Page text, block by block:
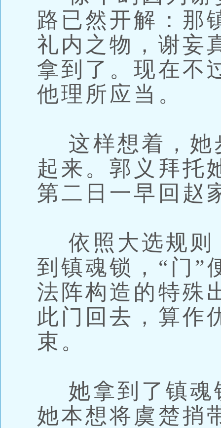
路已然开解：那
礼内之物，谢妄
拿到了。现在不
他理所应当。
这样想着，她
起来。郭义拜托
第二日一早回赵
依照大选规则
到镇魂锁，“门”
法阵构造的特殊
此门回去，算作
束。
她拿到了镇魂
她本想将虞楚捎